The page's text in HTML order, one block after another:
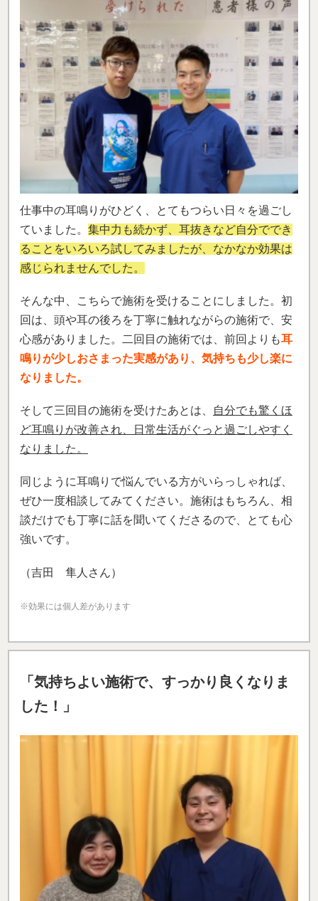
仕事中の耳鳴りがひどく、とてもつらい日々を過ごし
ていました。 集中力も続かず、耳抜きなど自分ででき
ることをいろいろ試してみましたが、なかなか効果は
感じられませんでした。
そんな中、こちらで施術を受けることにしました。初
回は、頭や耳の後ろを丁寧に触れながらの施術で、安
心感がありました。二回目の施術では、前回よりも耳
鳴りが少しおさまった実感があり、気持ちも少し楽に
なりました。
そして三回目の施術を受けたあとは、
自分でも驚くほ
ど耳鳴りが改善され、日常生活がぐっと過ごしやすく
なりました。
同じように耳鳴りで悩んでいる方がいらっしゃれば、
ぜひ一度相談してみてください。施術はもちろん、相
談だけでも丁寧に話を聞いてくださるので、とても心
強いです。
（吉田 隼人さん）
※効果には個人差があります
「気持ちよい施術で、すっかり良くなりま
した！」